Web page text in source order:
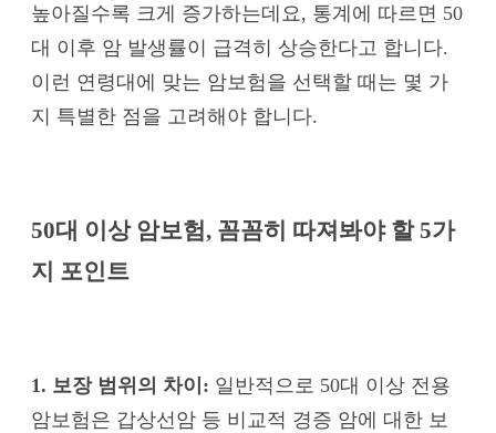
높아질수록 크게 증가하는데요, 통계에 따르면 50
대 이후 암 발생률이 급격히 상승한다고 합니다.
이런 연령대에 맞는 암보험을 선택할 때는 몇 가
지 특별한 점을 고려해야 합니다.
50대 이상 암보험, 꼼꼼히 따져봐야 할 5가
지 포인트
1. 보장 범위의 차이: 일반적으로 50대 이상 전용
암보험은 갑상선암 등 비교적 경증 암에 대한 보